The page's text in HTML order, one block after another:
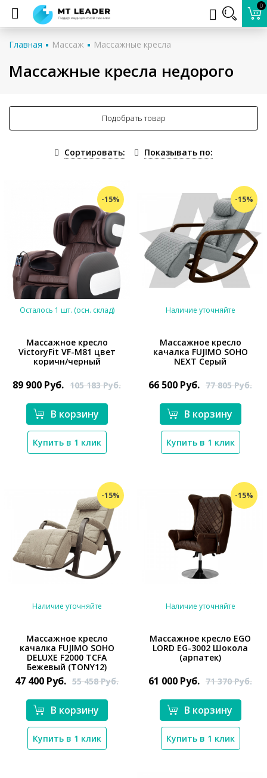
0
Главная Массаж Массажные кресла
Массажные кресла недорого
Подобрать товар
Сортировать: Показывать по:
-15%
*}
Осталось 1 шт. (осн. склад)
Массажное кресло
VictoryFit VF-M81 цвет
коричн/черный
89 900 Руб. 105 183Руб.
В корзину
Купить в 1 клик
-15%
*}
Наличие уточняйте
Массажное кресло
качалка FUJIMO SOHO
NEXT Серый
66 500 Руб. 77 805Руб.
В корзину
Купить в 1 клик
-15%
*}
Наличие уточняйте
Массажное кресло
качалка FUJIMO SOHO
DELUXE F2000 TCFA
Бежевый (TONY12)
47 400 Руб. 55 458Руб.
В корзину
Купить в 1 клик
-15%
*}
Наличие уточняйте
Массажное кресло EGO
LORD EG-3002 Шокола
(арпатек)
61 000 Руб. 71 370Руб.
В корзину
Купить в 1 клик